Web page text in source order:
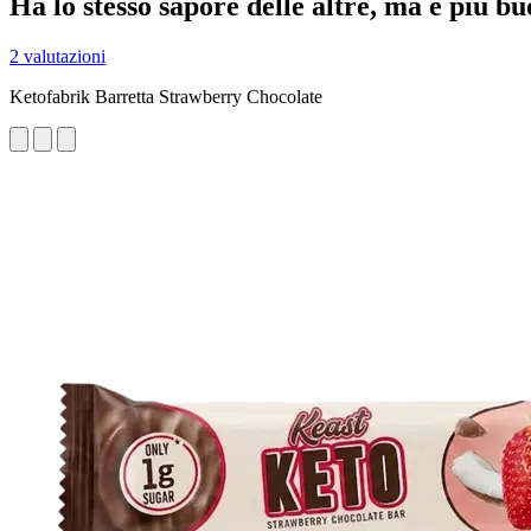
2 valutazioni
Ketofabrik Barretta Strawberry Chocolate